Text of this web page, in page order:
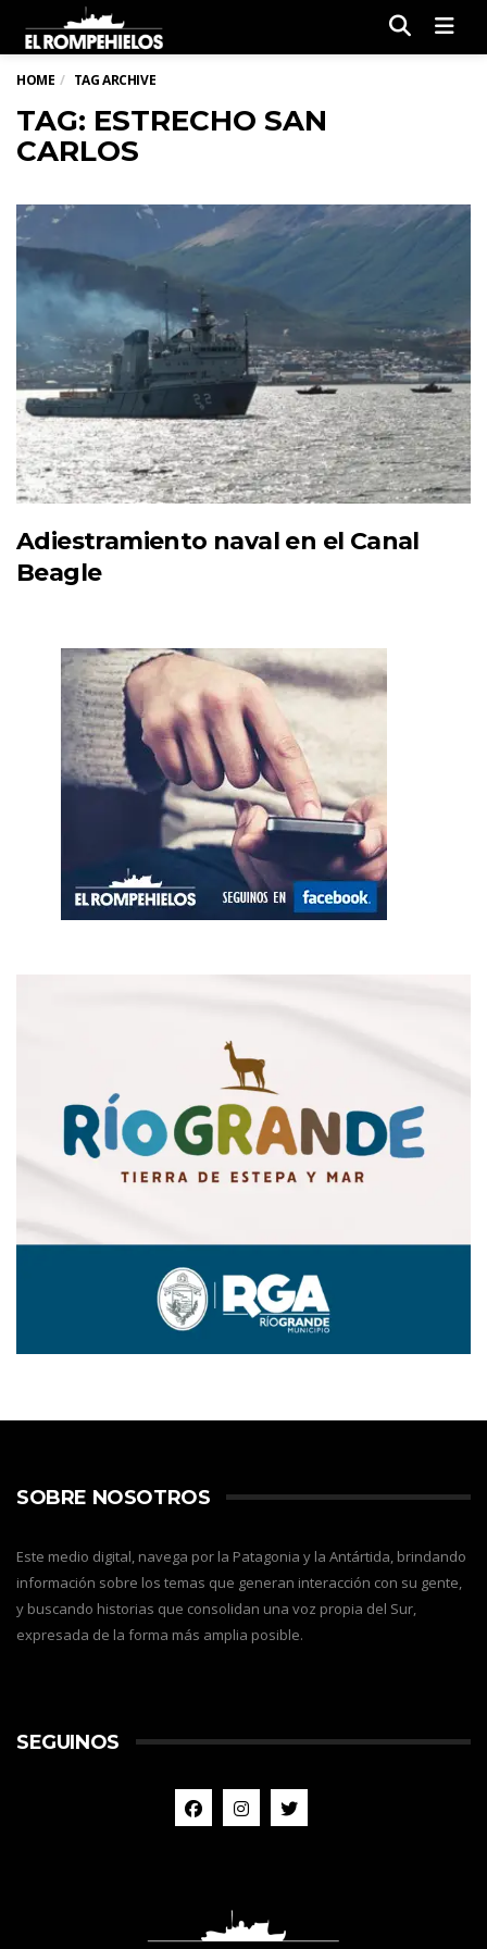
HOME TAG ARCHIVE
TAG: ESTRECHO SAN
CARLOS
Adiestramiento naval en el Canal
Beagle
SOBRE NOSOTROS
Este medio digital, navega por la Patagonia y la Antártida, brindando
información sobre los temas que generan interacción con su gente,
y buscando historias que consolidan una voz propia del Sur,
expresada de la forma más amplia posible.
SEGUINOS